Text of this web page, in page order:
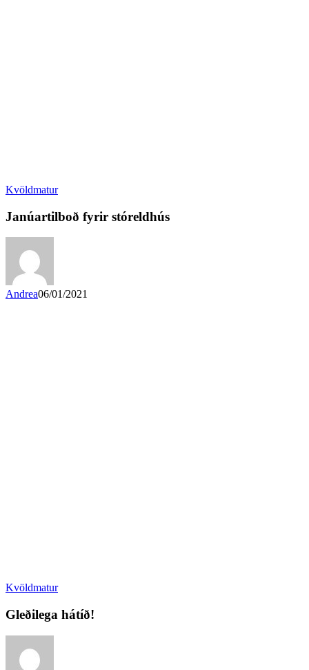
Kvöldmatur
Janúartilboð fyrir stóreldhús
Andrea06/01/2021
Kvöldmatur
Gleðilega hátíð!